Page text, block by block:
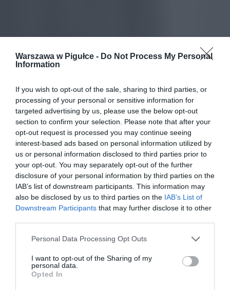
Warszawa w Pigułce - Do Not Process My Personal
Information
If you wish to opt-out of the sale, sharing to third parties, or
processing of your personal or sensitive information for
targeted advertising by us, please use the below opt-out
section to confirm your selection. Please note that after your
opt-out request is processed you may continue seeing
interest-based ads based on personal information utilized by
us or personal information disclosed to third parties prior to
your opt-out. You may separately opt-out of the further
disclosure of your personal information by third parties on the
IAB’s list of downstream participants. This information may
also be disclosed by us to third parties on the IAB’s List of
Downstream Participants that may further disclose it to other
Personal Data Processing Opt Outs
I want to opt-out of the Sharing of my
personal data.
Opted In